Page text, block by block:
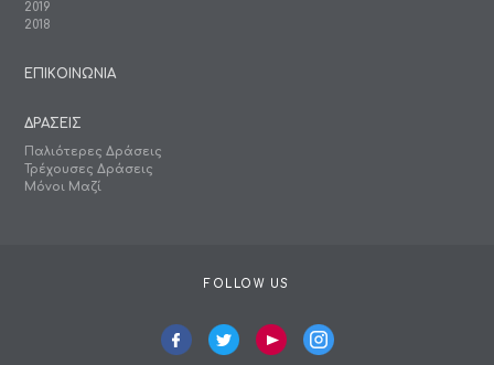
2019
2018
ΕΠΙΚΟΙΝΩΝΙΑ
ΔΡΑΣΕΙΣ
Παλιότερες Δράσεις
Τρέχουσες Δράσεις
Μόνοι Μαζί
FOLLOW US